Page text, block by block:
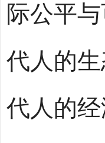
际公平
代人的
代人的